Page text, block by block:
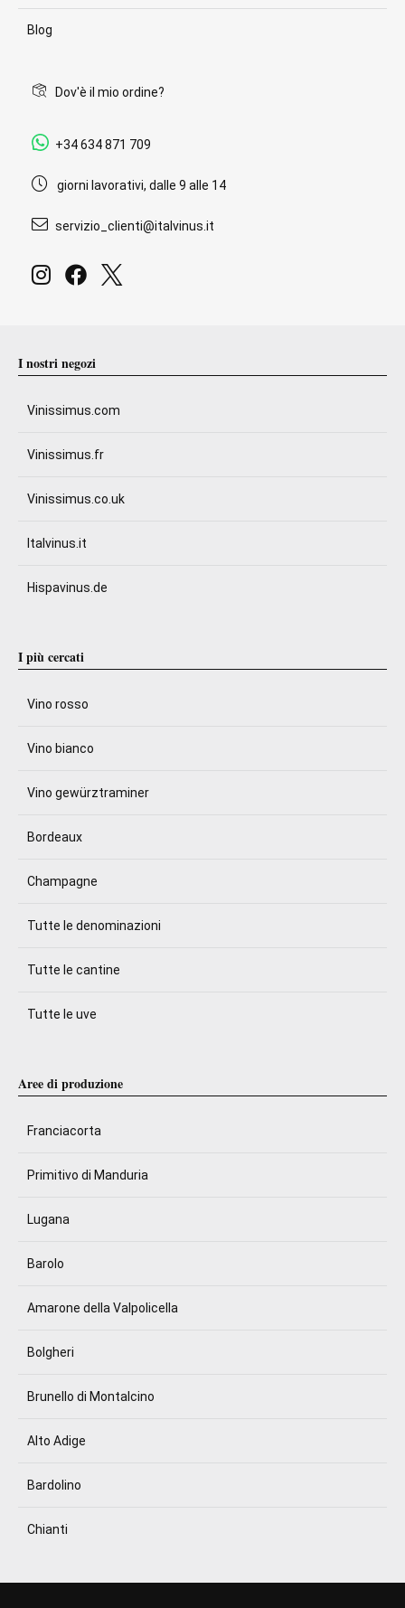
Blog
Dov'è il mio ordine?
+34 634 871 709
giorni lavorativi, dalle 9 alle 14
servizio_clienti@italvinus.it
I nostri negozi
Vinissimus.com
Vinissimus.fr
Vinissimus.co.uk
Italvinus.it
Hispavinus.de
I più cercati
Vino rosso
Vino bianco
Vino gewürztraminer
Bordeaux
Champagne
Tutte le denominazioni
Tutte le cantine
Tutte le uve
Aree di produzione
Franciacorta
Primitivo di Manduria
Lugana
Barolo
Amarone della Valpolicella
Bolgheri
Brunello di Montalcino
Alto Adige
Bardolino
Chianti